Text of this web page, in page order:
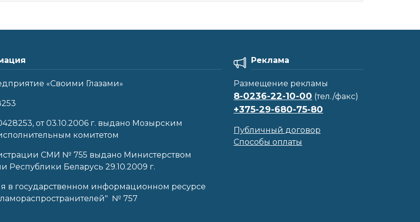
«Своими Глазами»
от 03.10.2006 г. выдано Мозырским
комитетом
СМИ № 755 выдано Министерством
Республики Беларусь 29.10.2009 г.
в государственном информационном ресурсе
№ 757
Реклама
Размещение рекламы
8-0236-22-10-00 (тел./факс)
+375-29-680-75-80
Публичный договор
Способы оплаты